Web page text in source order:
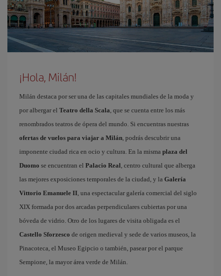
¡Hola, Milán!
Milán destaca por ser una de las capitales mundiales de la moda y
por albergar el Teatro della Scala, que se cuenta entre los más
renombrados teatros de ópera del mundo. Si encuentras nuestras
ofertas de vuelos para viajar a Milán, podrás descubrir una
imponente ciudad rica en ocio y cultura. En la misma plaza del
Duomo se encuentran el Palacio Real, centro cultural que alberga
las mejores exposiciones temporales de la ciudad, y la Galería
Vittorio Emanuele II, una espectacular galería comercial del siglo
XIX formada por dos arcadas perpendiculares cubiertas por una
bóveda de vidrio. Otro de los lugares de visita obligada es el
Castello Sforzesco de origen medieval y sede de varios museos, la
Pinacoteca, el Museo Egipcio o también, pasear por el parque
Sempione, la mayor área verde de Milán.